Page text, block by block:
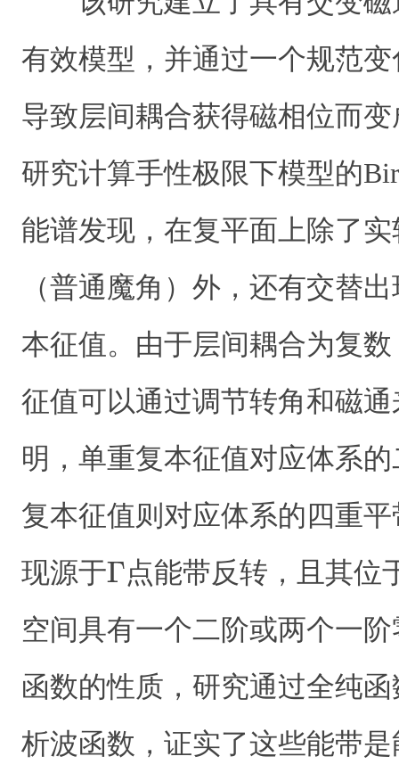
有效模型，并通过一个规范
导致层间耦合获得磁相位而
研究计算手性极限下模型的
能谱发现，在复平面上除了
（普通魔角）外，还有交替
本征值。由于层间耦合为复
征值可以通过调节转角和磁
明，单重复本征值对应体系
复本征值则对应体系的四重
现源于
点能带反转，且其位
空间具有一个二阶或两个一
函数的性质，研究通过全纯
析波函数，证实了这些能带